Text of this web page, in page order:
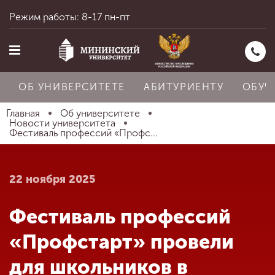
Главная
Абитуриенту
Режим работы: 8-17 пн-пт
ОБ УНИВЕРСИТЕТЕ АБИТУРИЕНТУ
Главная
Об университете
Новости университета
Фестиваль профессий «Профс...
22 ноября 2025
Фестиваль профессий
«Профстарт» провели
для школьников в